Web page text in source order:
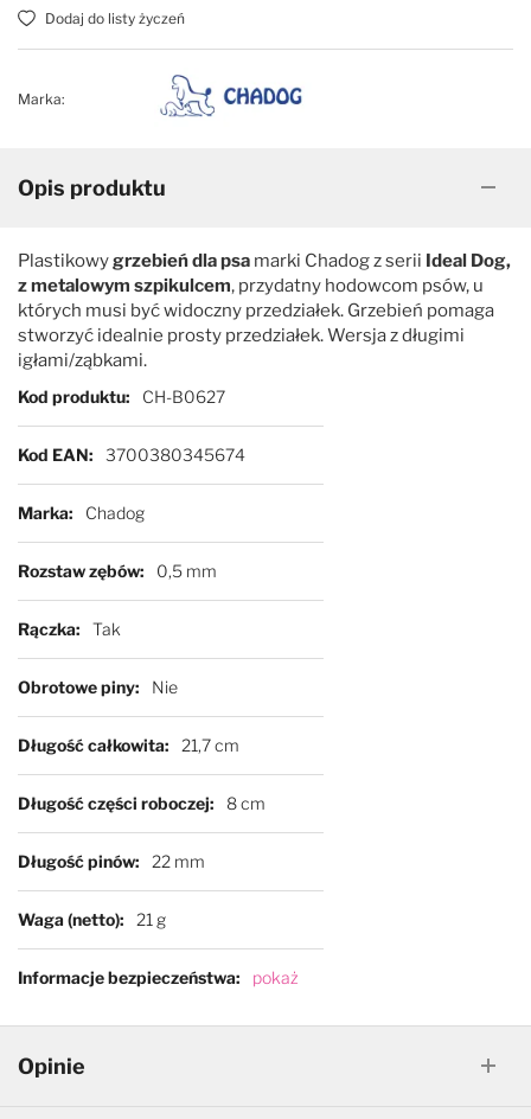
Dodaj do listy życzeń
Marka:
Opis produktu
Plastikowygrzebień dla psa marki Chadog z serii Ideal Dog,
z metalowym szpikulcem, przydatny hodowcom psów, u
których musi być widoczny przedziałek. Grzebień pomaga
stworzyć idealnie prosty przedziałek. Wersja z długimi
igłami/ząbkami.
Więcej informacji
Kod produktu CH-B0627
Kod EAN 3700380345674
Marka Chadog
Rozstaw zębów 0,5 mm
Rączka Tak
Obrotowe piny Nie
Długość całkowita 21,7 cm
Długość części roboczej 8 cm
Długość pinów 22 mm
Waga (netto) 21 g
Informacje bezpieczeństwa pokaż
Opinie